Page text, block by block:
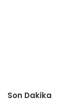
Son Dakika